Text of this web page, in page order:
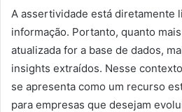
A assertividade está diretamente
informação. Portanto, quanto
atualizada for a base de dados,
insights extraídos. Nesse
se apresenta como um recurso
para empresas que desejam